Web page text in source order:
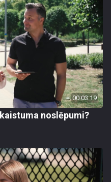
00:03:19
noslēpumi?